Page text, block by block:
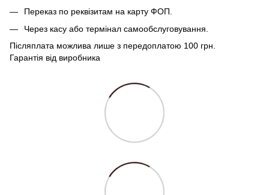
Переказ по реквізитам на карту ФОП.
Через касу або термінал самообслуговування.
Післяплата можлива лише з передоплатою 100 грн.
Гарантія від виробника